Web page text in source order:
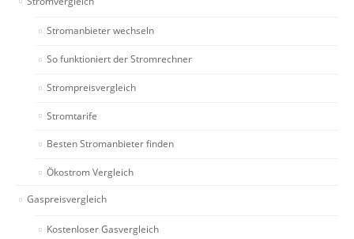
Stromanbieter wechseln
So funktioniert der Stromrechner
Strompreisvergleich
Stromtarife
Besten Stromanbieter finden
Ökostrom Vergleich
Gaspreisvergleich
Kostenloser Gasvergleich